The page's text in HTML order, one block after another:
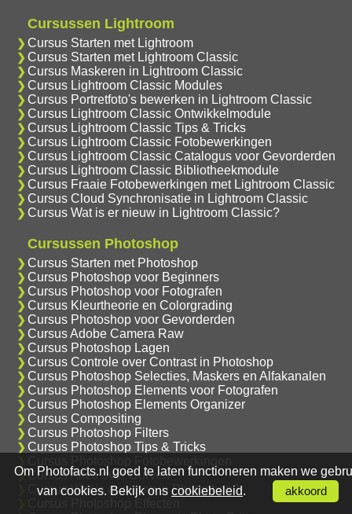
Cursussen Lightroom
Cursus Starten met Lightroom
Cursus Starten met Lightroom Classic
Cursus Maskeren in Lightroom Classic
Cursus Lightroom Classic Modules
Cursus Portretfoto's bewerken in Lightroom Classic
Cursus Lightroom Classic Ontwikkelmodule
Cursus Lightroom Classic Tips & Tricks
Cursus Lightroom Classic Fotobewerkingen
Cursus Lightroom Classic Catalogus voor Gevorderden
Cursus Lightroom Classic Bibliotheekmodule
Cursus Fraaie Fotobewerkingen met Lightroom Classic
Cursus Cloud Synchronisatie in Lightroom Classic
Cursus Wat is er nieuw in Lightroom Classic?
Cursussen Photoshop
Cursus Starten met Photoshop
Cursus Photoshop voor Beginners
Cursus Photoshop voor Fotografen
Cursus Kleurtheorie en Colorgrading
Cursus Photoshop voor Gevorderden
Cursus Adobe Camera Raw
Cursus Photoshop Lagen
Cursus Controle over Contrast in Photoshop
Cursus Photoshop Selecties, Maskers en Alfakanalen
Cursus Photoshop Elements voor Fotografen
Cursus Photoshop Elements Organizer
Cursus Compositing
Cursus Photoshop Filters
Cursus Photoshop Tips & Tricks
Cursus Alles over Curven
Cursus Wat is er nieuw in Photoshop?
Om Photofacts.nl goed te laten functioneren maken we
van cookies. Bekijk ons cookiebeleid. akkoord